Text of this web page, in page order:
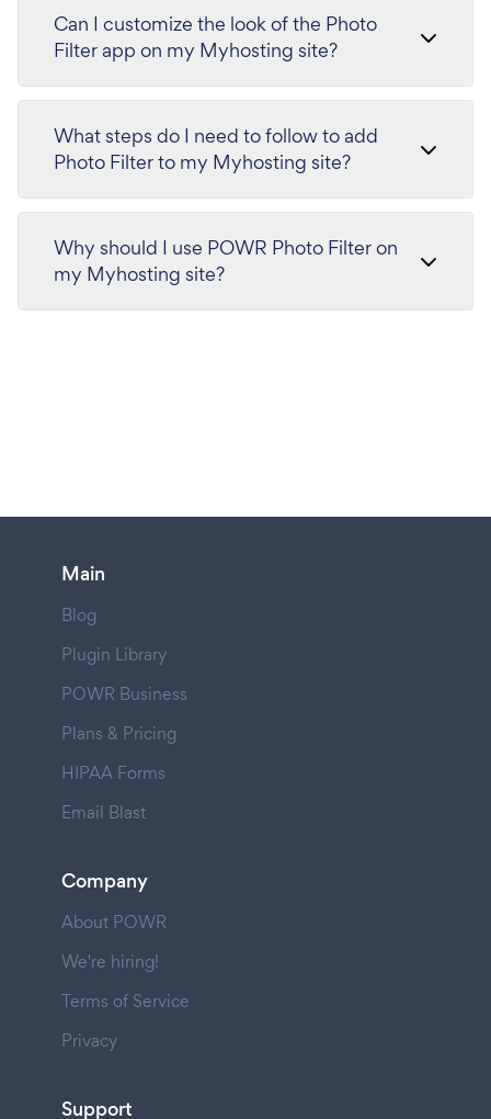
Can I customize the look of the Photo
Filter app on my Myhosting site?
What steps do I need to follow to add
Photo Filter to my Myhosting site?
Why should I use POWR Photo Filter on
my Myhosting site?
Main
Blog
Plugin Library
POWR Business
Plans & Pricing
HIPAA Forms
Email Blast
Company
About POWR
We're hiring!
Terms of Service
Privacy
Support